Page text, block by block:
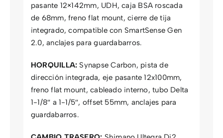
pasante 12×142mm, UDH, caja BSA roscada
de 68mm, freno flat mount, cierre de tija
integrado, compatible con SmartSense Gen
2.0, anclajes para guardabarros.
HORQUILLA: Synapse Carbon, pista de
dirección integrada, eje pasante 12x100mm,
freno flat mount, cableado interno, tubo Delta
1-1/8″ a 1-1/5″, offset 55mm, anclajes para
guardabarros.